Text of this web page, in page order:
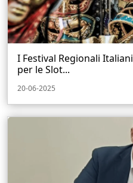
I Festival Regionali
per le Slot...
20-06-2025